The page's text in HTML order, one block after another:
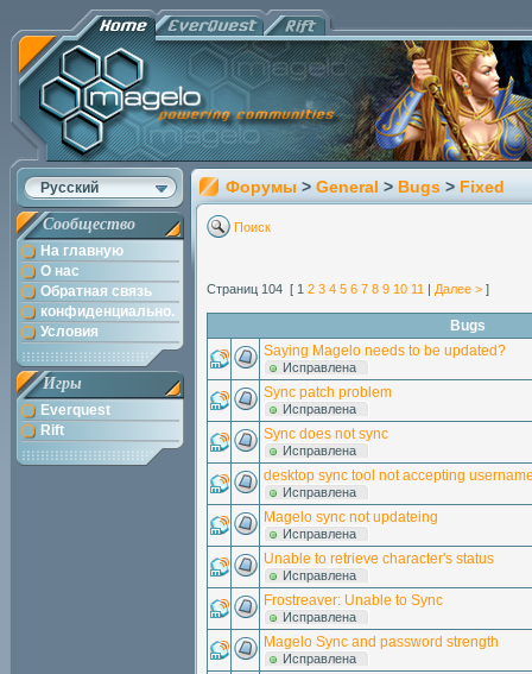
Русский
Сообщество
На главную
О нас
Обратная связь
конфиденциально.
Условия
Игры
Everquest
Rift
Форумы > General > Bugs > Fixed
Поиск
Страниц 104 [ 1 2 3 4 5 6 7 8 9 10 11 | Далее > ]
Bugs
Saying Magelo needs to be updated?
Исправлена
Sync patch problem
Исправлена
Sync does not sync
Исправлена
desktop sync tool not accepting
Исправлена
Magelo sync not updateing
Исправлена
Unable to retrieve character's status
Исправлена
Frostreaver: Unable to Sync
Исправлена
Magelo Sync and password strength
Исправлена